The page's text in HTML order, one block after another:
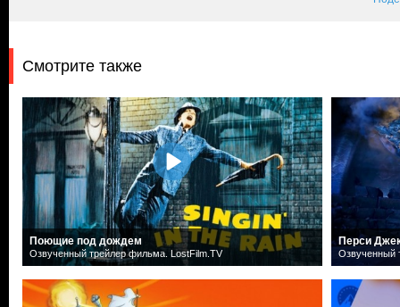
Смотрите также
Поющие под дождем
Озвученный трейлер фильма. LostFilm.TV
Перси
Озвученный